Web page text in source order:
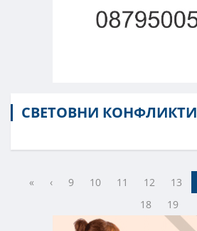
СВЕТОВНИ КОНФЛИКТИ
« ‹ 9 10 11 12 13
18
19